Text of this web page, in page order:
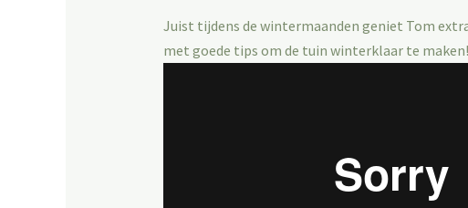
Juist tijdens de wintermaanden geniet Tom
met goede tips om de tuin winterklaar te maken!